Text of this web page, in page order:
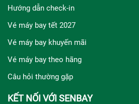
Hướng dẫn check-in
Vé máy bay tết 2027
Vé máy bay khuyến mãi
Vé máy bay theo hãng
Câu hỏi thường gặp
KẾT NỐI VỚI SENBAY